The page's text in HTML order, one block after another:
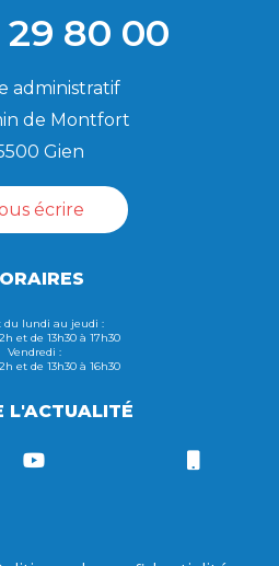
29 80 00
administratif
de Montfort
Gien
écrire
du lundi au jeudi :
et de 13h30 à 17h30
Vendredi :
et de 13h30 à 16h30
L'ACTUALITÉ